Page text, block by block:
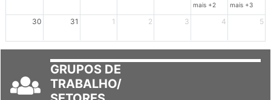
mais +2 mais +3
30 31 1 2 3 4 5
GRUPOS DE
TRABALHO/